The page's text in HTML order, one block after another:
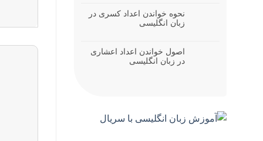
نحوه خواندن اعداد کسری در
زبان انگلیسی
اصول خواندن اعداد اعشاری
در زبان انگلیسی